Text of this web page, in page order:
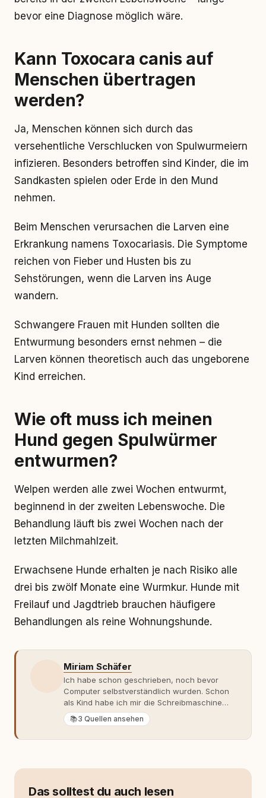
bevor eine Diagnose möglich wäre.
Kann Toxocara canis auf
Menschen übertragen
werden?
Ja, Menschen können sich durch das
versehentliche Verschlucken von Spulwurmeiern
infizieren. Besonders betroffen sind Kinder, die im
Sandkasten spielen oder Erde in den Mund
nehmen.
Beim Menschen verursachen die Larven eine
Erkrankung namens Toxocariasis. Die Symptome
reichen von Fieber und Husten bis zu
Sehstörungen, wenn die Larven ins Auge
wandern.
Schwangere Frauen mit Hunden sollten die
Entwurmung besonders ernst nehmen – die
Larven können theoretisch auch das ungeborene
Kind erreichen.
Wie oft muss ich meinen
Hund gegen Spulwürmer
entwurmen?
Welpen werden alle zwei Wochen entwurmt,
beginnend in der zweiten Lebenswoche. Die
Behandlung läuft bis zwei Wochen nach der
letzten Milchmahlzeit.
Erwachsene Hunde erhalten je nach Risiko alle
drei bis zwölf Monate eine Wurmkur. Hunde mit
Freilauf und Jagdtrieb brauchen häufigere
Behandlungen als reine Wohnungshunde.
Miriam Schäfer
Ich habe schon geschrieben, noch bevor
Computer selbstverständlich wurden. Schon
als Kind habe ich mir die Schreibmaschine
meiner Eltern geschnappt und drauflos
getippt: Geschichten, Beobachtungen,
weniger guten Erfahrungen. Umso mehr hat
erlebt habe, wie verantwortungsvoll und
📚3 Quellen ansehen
Das solltest du auch lesen